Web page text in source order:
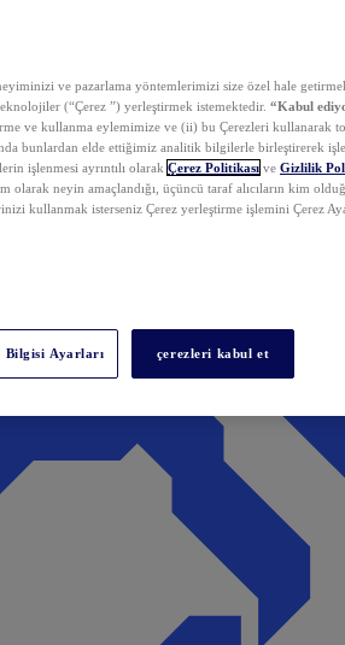
ve pazarlama yöntemlerimizi size özel hale
(“Çerez ”) yerleştirmek istemektedir. “Kabul
ve kullanma eylemimize ve (ii) bu Çerezleri kullanarak
bunlardan elde ettiğimiz analitik bilgilerle birleştirerek
işlenmesi ayrıntılı olarak Çerez Politikası ve Gizlilik
olarak neyin amaçlandığı, üçüncü taraf alıcıların kim
kullanmak isterseniz Çerez yerleştirme işlemini Çerez
Bilgisi Ayarları çerezleri kabul et